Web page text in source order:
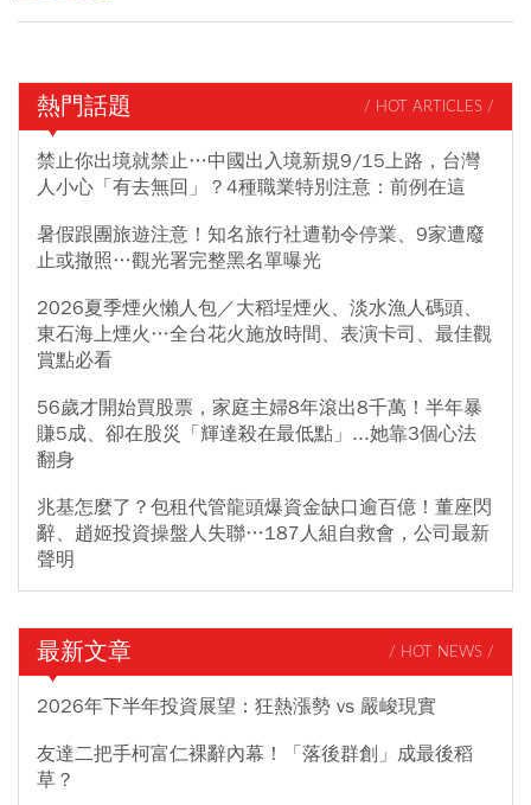
熱門話題 / HOT ARTICLES /
禁止你出境就禁止…中國出入境新規9/15上路，台灣
人小心「有去無回」？4種職業特別注意：前例在這
暑假跟團旅遊注意！知名旅行社遭勒令停業、9家遭廢
止或撤照…觀光署完整黑名單曝光
2026夏季煙火懶人包／大稻埕煙火、淡水漁人碼頭、
東石海上煙火…全台花火施放時間、表演卡司、最佳觀
賞點必看
56歲才開始買股票，家庭主婦8年滾出8千萬！半年暴
賺5成、卻在股災「輝達殺在最低點」...她靠3個心法
翻身
兆基怎麼了？包租代管龍頭爆資金缺口逾百億！董座閃
辭、趙姬投資操盤人失聯…187人組自救會，公司最新
聲明
最新文章 / HOT NEWS /
2026年下半年投資展望：狂熱漲勢 vs 嚴峻現實
友達二把手柯富仁裸辭內幕！「落後群創」成最後稻
草？